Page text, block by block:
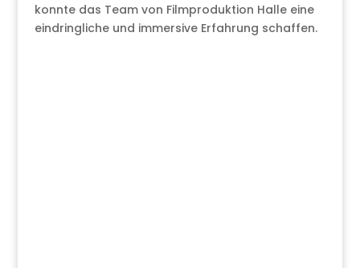
konnte das Team von Filmproduktion Halle eine
eindringliche und immersive Erfahrung schaffen.